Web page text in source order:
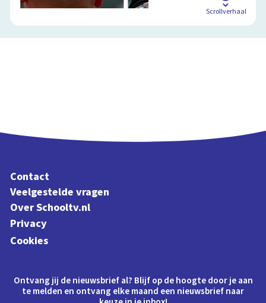
Scrollverhaal
Contact
Veelgestelde vragen
Over Schooltv.nl
Privacy
Cookies
Ontvang jij de nieuwsbrief al? Blijf op de hoogte door je aan
te melden en ontvang elke maand een nieuwsbrief naar